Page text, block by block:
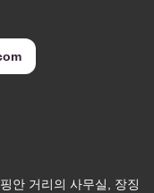
안 거리의 사무실, 장징